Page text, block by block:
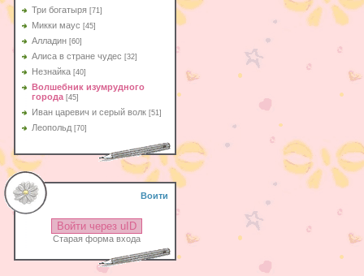
Три богатыря [71]
Микки маус [45]
Алладин [60]
Aлиса в стране чудес [32]
Незнайка [40]
Волшебник изумрудного
города [45]
Иван царевич и серый волк [51]
Леопольд [70]
Воити
Войти через uID
Старая форма входа